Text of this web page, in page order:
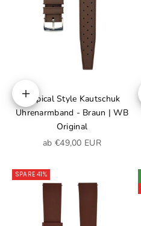
Optionen auswählen
Tropical Style Kautschuk
Uhrenarmband - Braun | WB
Original
Angebot
ab €49,00 EUR
SPARE 41%